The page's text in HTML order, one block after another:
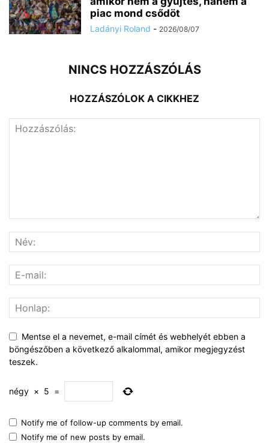
piac mond csődöt
Ladányi Roland - 2026/08/07
NINCS HOZZÁSZÓLÁS
HOZZÁSZÓLOK A CIKKHEZ
Mentse el a nevemet, e-mail címét és webhelyét ebben a
böngészőben a következő alkalommal, amikor megjegyzést
teszek.
négy × 5 =
Notify me of follow-up comments by email.
Notify me of new posts by email.